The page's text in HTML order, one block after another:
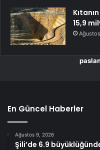
15,9
En Güncel Haberler
Ağustos 9, 2026
Şili’de 6.9